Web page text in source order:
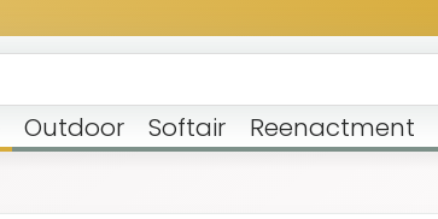
Outdoor Softair Reenactment